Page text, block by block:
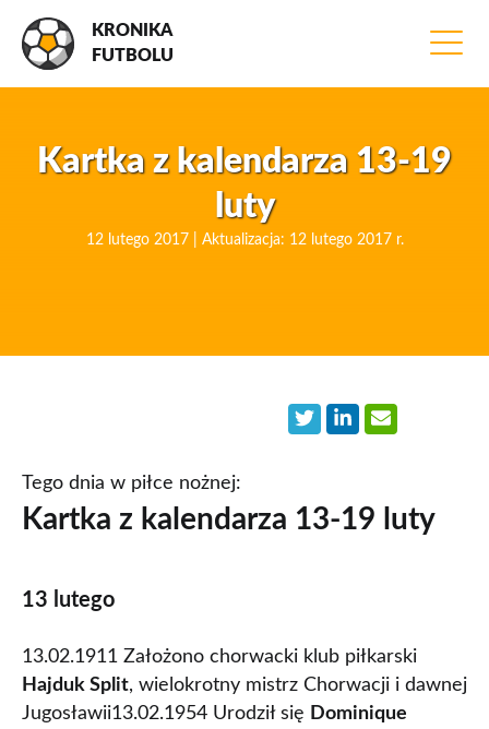
KRONIKA
FUTBOLU
Kartka z kalendarza 13-19
luty
12 lutego 2017 | Aktualizacja: 12 lutego 2017 r.
Tego dnia w piłce nożnej:
Kartka z kalendarza 13-19 luty
13 lutego
13.02.1911 Założono chorwacki klub piłkarski
Hajduk Split, wielokrotny mistrz Chorwacji i dawnej
Jugosławii13.02.1954 Urodził się Dominique